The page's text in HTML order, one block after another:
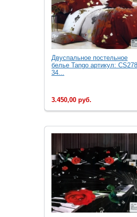
Двуcпальное постельное
белье Tango артикул:
34...
3.450,00 руб.